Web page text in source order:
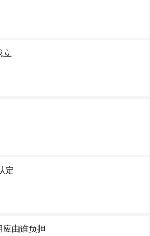
立
定
由谁负担